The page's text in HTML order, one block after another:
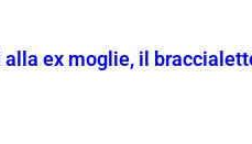
ex moglie, il